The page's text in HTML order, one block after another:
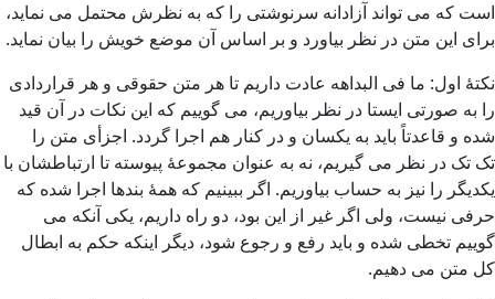
است که می تواند آزادانه سرنوشتی را که به نظرش محتمل می نماید،
برای این متن در نظر بیاورد و بر اساس آن موضع خویش را بیان نماید.
نکتۀ اول: ما فی البداهه عادت داریم تا هر متن حقوقی و هر قراردادی
را به صورتی ایستا در نظر بیاوریم، می گوییم که این نکات در آن قید
شده و قاعدتاً باید به یکسان و در کنار هم اجرا گردد. اجزأی متن را
تک تک در نظر می گیریم، نه به عنوان مجموعۀ پیوسته تا ارتباطشان با
یکدیگر را نیز به حساب بیاوریم. اگر ببینیم که همۀ بندها اجرا شده که
حرفی نیست، ولی اگر غیر از این بود، دو راه داریم، یکی آنکه می
گوییم تخطی شده و باید رفع و رجوع شود، دیگر اینکه حکم به ابطال
کل متن می دهیم.